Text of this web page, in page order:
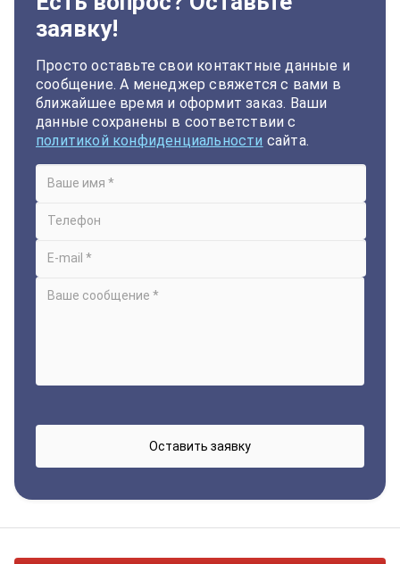
заявку!
Просто оставьте свои контактные данные и
сообщение. А менеджер свяжется с вами в
ближайшее время и оформит заказ. Ваши
данные сохранены в соответствии с
политикой конфиденциальности сайта.